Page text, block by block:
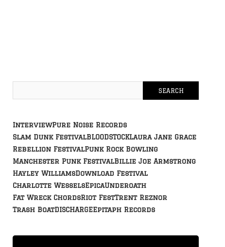
InterviewPure Noise Records
Slam Dunk FestivalBLOODSTOCKLaura Jane Grace
Rebellion FestivalPunk Rock Bowling
Manchester Punk FestivalBillie Joe Armstrong
Hayley WilliamsDownload Festival
Charlotte WesselsEpicaUnderoath
Fat Wreck ChordsRiot FestTrent Reznor
Trash BoatDISCHARGEEpitaph Records